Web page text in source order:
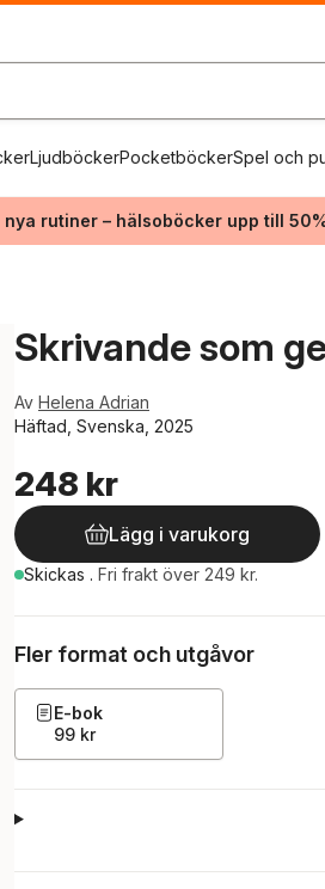
LjudböckerPocketböckerSpel och
nya rutiner – hälsoböcker upp till
Skrivande som
Av Helena Adrian
Häftad, Svenska, 2025
248 kr
Lägg i varukorg
Skickas . Fri frakt över 249 kr.
Fler format och utgåvor
E-bok
99 kr